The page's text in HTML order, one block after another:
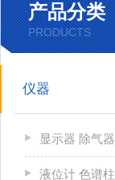
产品分类
PRODUCTS
仪器
显示器 除气器
液位计 色谱柱